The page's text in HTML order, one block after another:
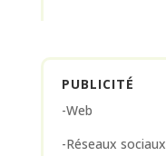
PUBLICITÉ
-Web
-Réseaux sociaux